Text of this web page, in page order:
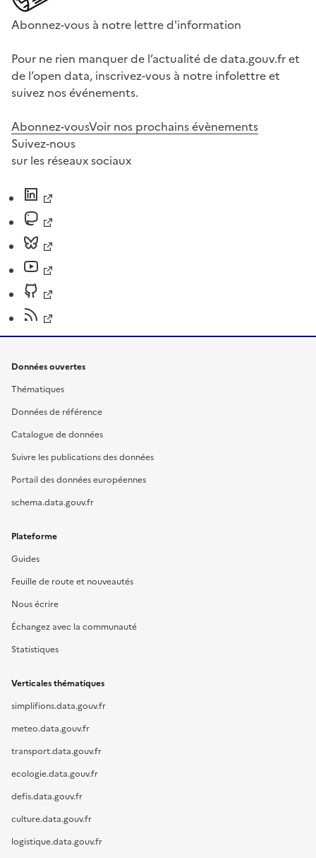
Abonnez-vous à notre lettre d'information
Pour ne rien manquer de l’actualité de data.gouv.fr et
de l’open data, inscrivez-vous à notre infolettre et
suivez nos événements.
Abonnez-vousVoir nos prochains évènements
Suivez-nous
sur les réseaux sociaux
Données ouvertes
Thématiques
Données de référence
Catalogue de données
Suivre les publications des données
Portail des données européennes
schema.data.gouv.fr
Plateforme
Guides
Feuille de route et nouveautés
Nous écrire
Échangez avec la communauté
Statistiques
Verticales thématiques
simplifions.data.gouv.fr
meteo.data.gouv.fr
transport.data.gouv.fr
ecologie.data.gouv.fr
defis.data.gouv.fr
culture.data.gouv.fr
logistique.data.gouv.fr